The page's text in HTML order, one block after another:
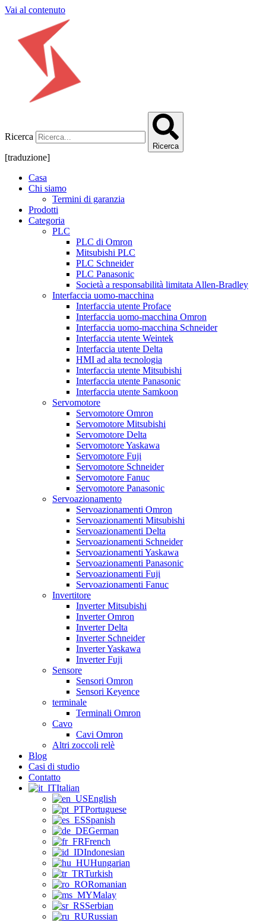
Vai al contenuto
Ricerca
Ricerca
[traduzione]
Casa
Chi siamo
Termini di garanzia
Prodotti
Categoria
PLC
PLC di Omron
Mitsubishi PLC
PLC Schneider
PLC Panasonic
Società a responsabilità limitata Allen-Bradley
Interfaccia uomo-macchina
Interfaccia utente Proface
Interfaccia uomo-macchina Omron
Interfaccia uomo-macchina Schneider
Interfaccia utente Weintek
Interfaccia utente Delta
HMI ad alta tecnologia
Interfaccia utente Mitsubishi
Interfaccia utente Panasonic
Interfaccia utente Samkoon
Servomotore
Servomotore Omron
Servomotore Mitsubishi
Servomotore Delta
Servomotore Yaskawa
Servomotore Fuji
Servomotore Schneider
Servomotore Fanuc
Servomotore Panasonic
Servoazionamento
Servoazionamenti Omron
Servoazionamenti Mitsubishi
Servoazionamenti Delta
Servoazionamenti Schneider
Servoazionamenti Yaskawa
Servoazionamenti Panasonic
Servoazionamenti Fuji
Servoazionamenti Fanuc
Invertitore
Inverter Mitsubishi
Inverter Omron
Inverter Delta
Inverter Schneider
Inverter Yaskawa
Inverter Fuji
Sensore
Sensori Omron
Sensori Keyence
terminale
Terminali Omron
Cavo
Cavi Omron
Altri zoccoli relè
Blog
Casi di studio
Contatto
Italian
English
Portuguese
Spanish
German
French
Indonesian
Hungarian
Turkish
Romanian
Malay
Serbian
Russian